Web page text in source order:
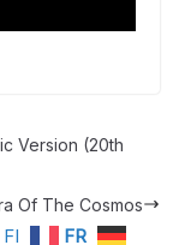
Version (20th
Of The Cosmos
FI
FR